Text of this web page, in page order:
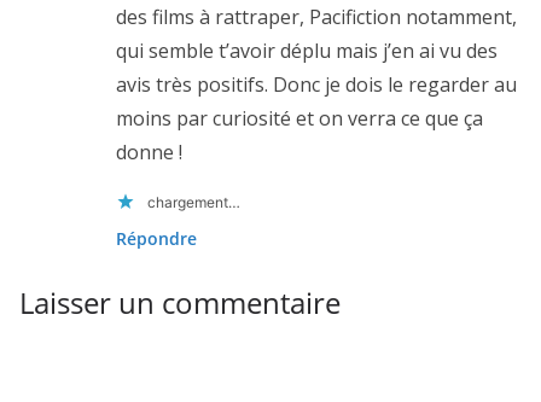
des films à rattraper, Pacifiction notamment,
qui semble t’avoir déplu mais j’en ai vu des
avis très positifs. Donc je dois le regarder au
moins par curiosité et on verra ce que ça
donne !
chargement…
Répondre
Laisser un commentaire